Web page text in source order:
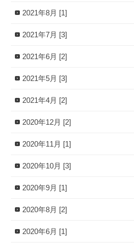
2021年8月 [1]
2021年7月 [3]
2021年6月 [2]
2021年5月 [3]
2021年4月 [2]
2020年12月 [2]
2020年11月 [1]
2020年10月 [3]
2020年9月 [1]
2020年8月 [2]
2020年6月 [1]